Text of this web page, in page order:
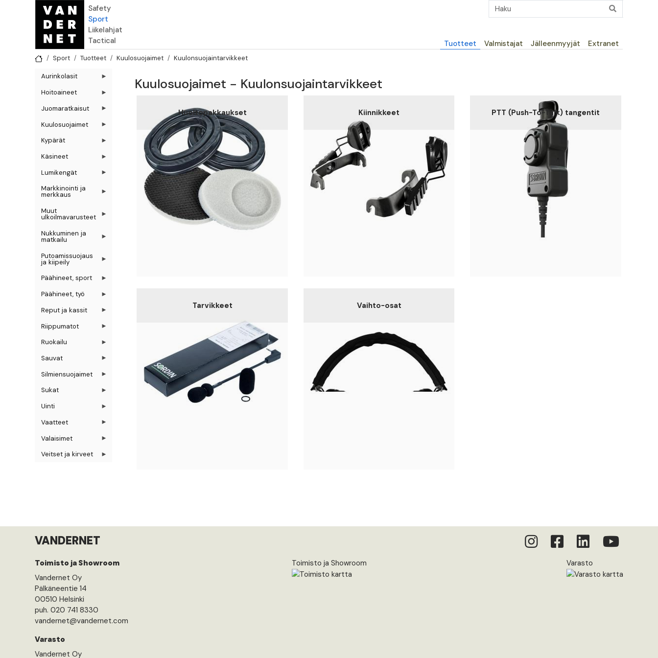
Hyppää pääsisältöön
Safety
Sport
Liikelahjat
Tactical
Päävalikko
Tuotteet Valmistajat Jälleenmyyjät Extranet
Sport Tuotteet Kuulosuojaimet Kuulonsuojaintarvikkeet
Kuulosuojaimet - Kuulonsuojaintarvikkeet
Huoltopakkaukset Kiinnikkeet PTT (Push-To-Talk) tangentit
Tarvikkeet Vaihto-osat
Aurinkolasit
Hoitoaineet
Juomaratkaisut
Kuulosuojaimet
Kypärät
Käsineet
Lumikengät
Markkinointi ja
merkkaus
Muut
ulkoilmavarusteet
Nukkuminen ja
matkailu
Putoamissuojaus
ja kiipeily
Päähineet, sport
Päähineet, työ
Reput ja kassit
Riippumatot
Ruokailu
Sauvat
Silmiensuojaimet
Sukat
Uinti
Vaatteet
Valaisimet
Veitset ja kirveet
VANDERNET
Toimisto ja Showroom
Vandernet Oy
Pälkäneentie 14
00510 Helsinki
puh. 020 741 8330
vandernet@vandernet.com
Varasto
Vandernet Oy
Toimisto ja Showroom Varasto